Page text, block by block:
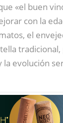
«el buen
con la
el
la evolución